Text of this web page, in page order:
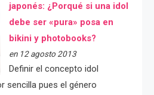
japonés: ¿Porqué si una idol
debe ser «pura» posa en
bikini y photobooks?
en 12 agosto 2013
Definir el concepto idol
sencilla pues el género